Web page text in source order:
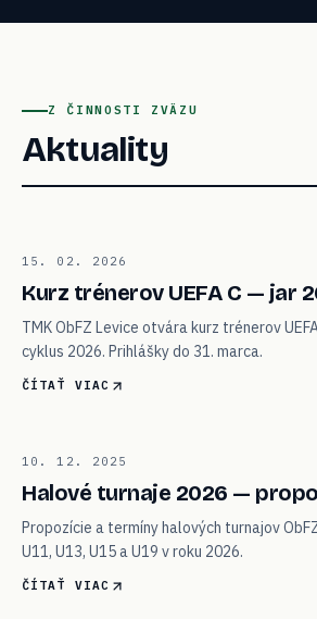
Z ČINNOSTI ZVÄZU
Aktuality
01
VZDELÁVANIE
15. 02. 2026
Kurz trénerov UEFA C — jar
TMK ObFZ Levice otvára kurz trénerov
cyklus 2026. Prihlášky do 31. marca.
ČÍTAŤ VIAC
02
TURNAJE
10. 12. 2025
Halové turnaje 2026 —
Propozície a termíny halových turnajov
U11, U13, U15 a U19 v roku 2026.
ČÍTAŤ VIAC